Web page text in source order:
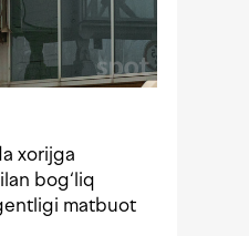
xorijga
bog‘liq
matbuot